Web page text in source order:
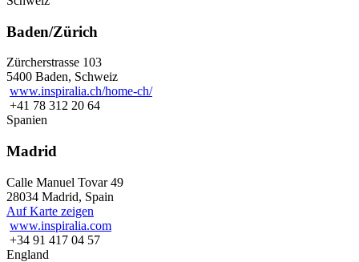
Baden/Zürich
Zürcherstrasse 103
5400 Baden, Schweiz
www.inspiralia.ch/home-ch/
+41 78 312 20 64
Spanien
Madrid
Calle Manuel Tovar 49
28034 Madrid, Spain
Auf Karte zeigen
www.inspiralia.com
+34 91 417 04 57
England